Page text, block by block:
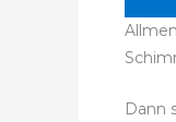
Dann